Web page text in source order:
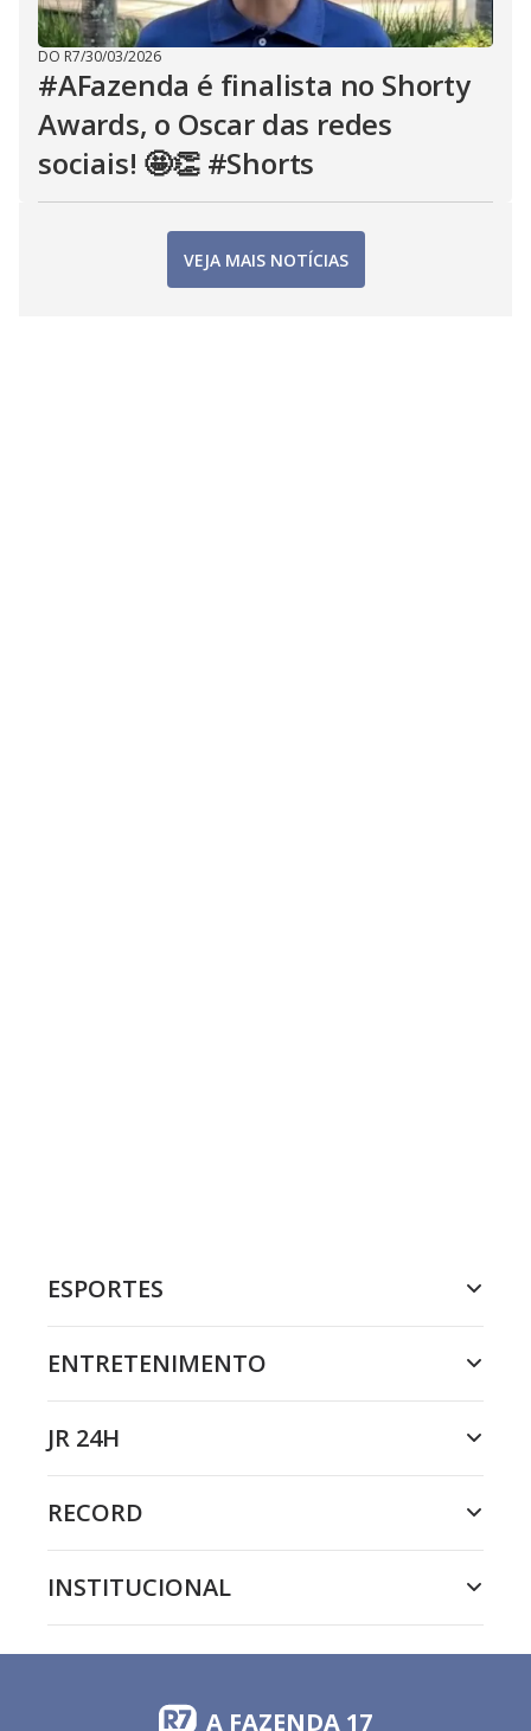
DO R7/30/03/2026
#AFazenda é finalista no Shorty
Awards, o Oscar das redes
sociais! 🤩👏 #Shorts
VEJA MAIS NOTÍCIAS
ESPORTES
ENTRETENIMENTO
JR 24H
RECORD
INSTITUCIONAL
A FAZENDA 17